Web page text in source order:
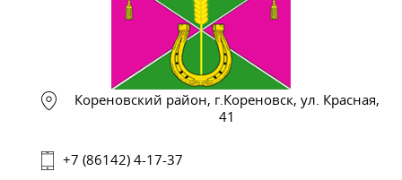
Кореновский район, г.Кореновск, ул. Красная,
41
+7 (86142) 4-17-37